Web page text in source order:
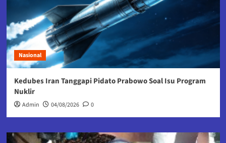
Nasional
Kedubes Iran Tanggapi Pidato Prabowo Soal Isu Program
Nuklir
Admin 04/08/2026 0